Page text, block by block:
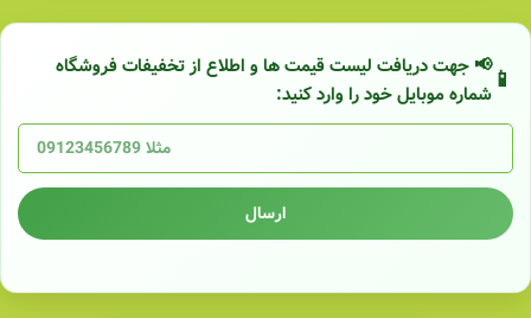
📢 جهت دریافت لیست قیمت ها و اطلاع از تخفیفات فروشگاه
شماره موبایل خود را وارد کنید:
ارسال